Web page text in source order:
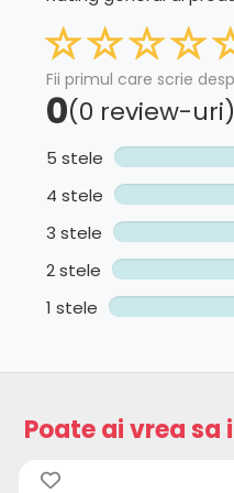
Fii primul care scrie
0(0 review-uri)
5 stele
4 stele
3 stele
2 stele
1 stele
Poate ai vrea sa